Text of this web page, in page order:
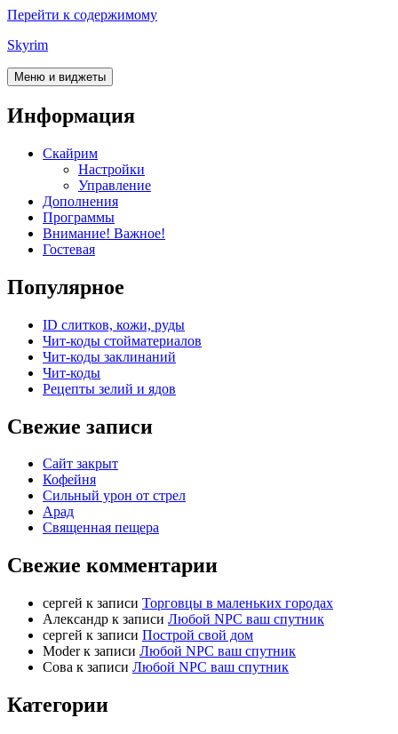
Перейти к содержимому
Skyrim
Меню и виджеты
Информация
Скайрим
Настройки
Управление
Дополнения
Программы
Внимание! Важное!
Гостевая
Популярное
ID слитков, кожи, руды
Чит-коды стойматериалов
Чит-коды заклинаний
Чит-коды
Рецепты зелий и ядов
Свежие записи
Сайт закрыт
Кофейня
Cильный урон от стрел
Арад
Священная пещера
Свежие комментарии
cергей к записи Торговцы в маленьких городах
Александр к записи Любой NPC ваш спутник
cергей к записи Построй свой дом
Moderк записи Любой NPC ваш спутник
Сова к записи Любой NPC ваш спутник
Категории